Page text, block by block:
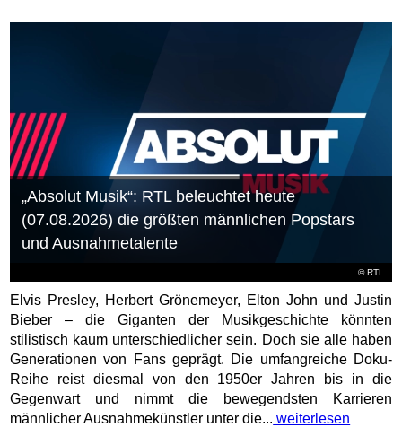
©RTL
„Absolut Musik“: RTL beleuchtet heute
(07.08.2026) die größten männlichen Popstars
und Ausnahmetalente
Elvis Presley, Herbert Grönemeyer, Elton John und Justin
Bieber – die Giganten der Musikgeschichte könnten
stilistisch kaum unterschiedlicher sein. Doch sie alle haben
Generationen von Fans geprägt. Die umfangreiche Doku-
Reihe reist diesmal von den 1950er Jahren bis in die
Gegenwart und nimmt die bewegendsten Karrieren
männlicher Ausnahmekünstler unter die... weiterlesen